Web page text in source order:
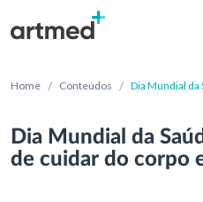
Home / Conteúdos / Dia Mundial da
Dia Mundial da
de cuidar do corpo